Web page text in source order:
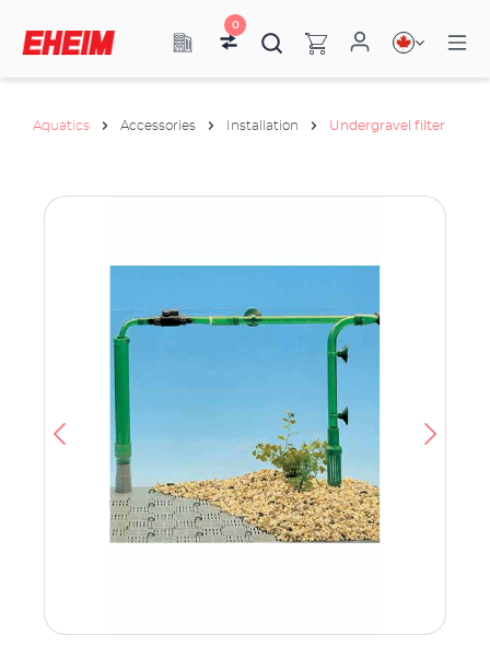
0
Aquatics Accessories Installation Undergravel filter